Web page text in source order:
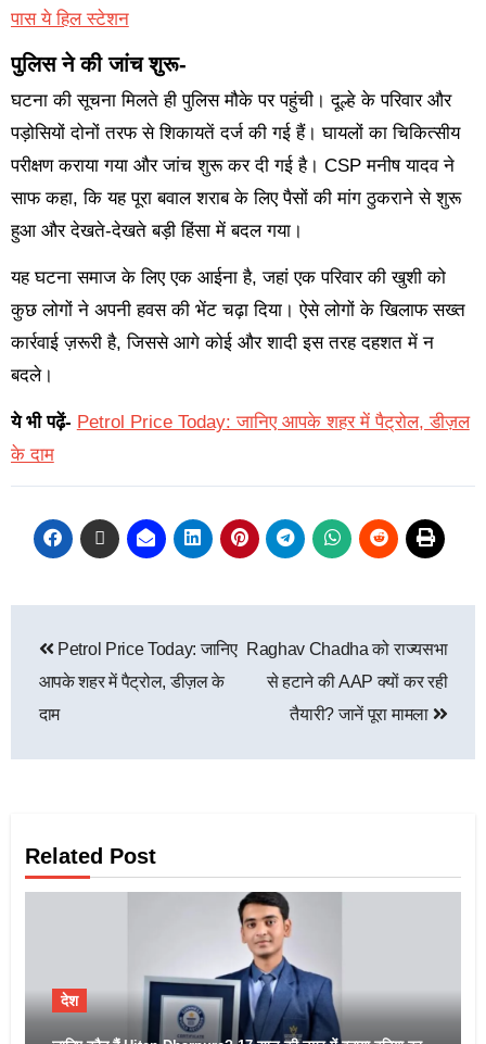
पास ये हिल स्टेशन
पुलिस ने की जांच शुरू-
घटना की सूचना मिलते ही पुलिस मौके पर पहुंची। दूल्हे के परिवार और
पड़ोसियों दोनों तरफ से शिकायतें दर्ज की गई हैं। घायलों का चिकित्सीय
परीक्षण कराया गया और जांच शुरू कर दी गई है। CSP मनीष यादव ने
साफ कहा, कि यह पूरा बवाल शराब के लिए पैसों की मांग ठुकराने से शुरू
हुआ और देखते-देखते बड़ी हिंसा में बदल गया।
यह घटना समाज के लिए एक आईना है, जहां एक परिवार की खुशी को
कुछ लोगों ने अपनी हवस की भेंट चढ़ा दिया। ऐसे लोगों के खिलाफ सख्त
कार्रवाई ज़रूरी है, जिससे आगे कोई और शादी इस तरह दहशत में न
बदले।
ये भी पढ़ें- Petrol Price Today: जानिए आपके शहर में पैट्रोल, डीज़ल
के दाम
Petrol Price Today: जानिए
आपके शहर में पैट्रोल, डीज़ल के
दाम
Raghav Chadha को राज्यसभा
से हटाने की AAP क्यों कर रही
तैयारी? जानें पूरा मामला
Related Post
देश